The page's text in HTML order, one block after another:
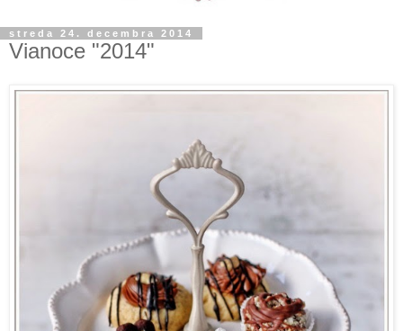
streda 24. decembra 2014
Vianoce "2014"